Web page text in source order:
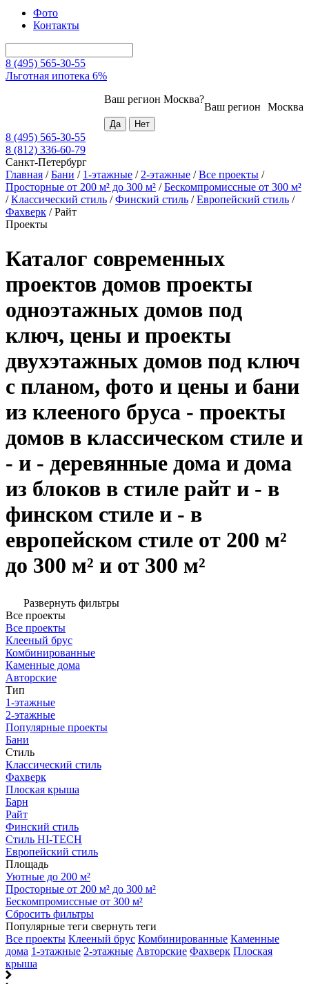
Фото
Контакты
8 (495) 565-30-55
Льготная ипотека 6%
Москва
Ваш регион
Ваш регион Москва?
8 (495) 565-30-55
8 (812) 336-60-79
Санкт-Петербург
Главная /Бани / 1-этажные / 2-этажные /Все проекты /
Просторные от 200 м² до 300 м² /Бескомпромиссные от 300 м²
/Классический стиль /Финский стиль /Европейский стиль /
Фахверк /Райт
Проекты
Каталог современных
проектов домов проекты
одноэтажных домов под
ключ, цены и проекты
двухэтажных домов под ключ
с планом, фото и цены и бани
из клееного бруса - проекты
домов в классическом стиле и
- и - деревянные дома и дома
из блоков в стиле райт и - в
финском стиле и - в
европейском стиле от 200 м²
до 300 м² и от 300 м²
Развернуть фильтры
Все проекты
Все проекты
Клееный брус
Комбинированные
Каменные дома
Авторские
Тип
1-этажные
2-этажные
Популярные проекты
Бани
Стиль
Классический стиль
Фахверк
Плоская крыша
Барн
Райт
Финский стиль
Стиль HI-TECH
Европейский стиль
Площадь
Уютные до 200 м²
Просторные от 200 м² до 300 м²
Бескомпромиссные от 300 м²
Сбросить фильтры
Популярные теги свернуть теги
Все проекты Клееный брус Комбинированные Каменные
дома 1-этажные 2-этажные Авторские Фахверк Плоская
крыша